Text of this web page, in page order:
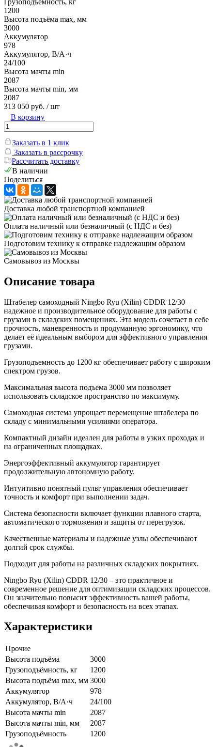
1200
Высота подъёма max, мм
3000
Аккумулятор
978
Аккумулятор, В/А·ч
24/100
Высота мачты min
2087
Высота мачты min, мм
2087
313 050 руб. / шт
В корзину
Заказать в 1 клик
Заказать в рассрочку
Рассчитать доставку
В наличии
Поделиться
Доставка любой транспортной компанией
Оплата наличный или безналичный (с НДС и без)
Подготовим технику к отправке надлежащим образом
Самовывоз из Москвы
Описание товара
Штабелер самоходный Ningbo Ryu (Xilin) CDDR 12/30 –
надежное и производительное оборудование для работы с
грузами в складских помещениях. Эта модель сочетает в себе
прочность, маневренность и продуманную эргономику, что
делает её идеальным выбором для эффективного управления
грузами.
Грузоподъемность до 1200 кг обеспечивает работу с широким
спектром грузов.
Максимальная высота подъема 3000 мм позволяет
использовать складское пространство по максимуму.
Самоходная система упрощает перемещение штабелера по
складу с минимальными усилиями оператора.
Компактный дизайн идеален для работы в узких проходах и
на ограниченных площадках.
Энергоэффективный аккумулятор гарантирует
продолжительную автономную работу.
Интуитивно понятный пульт управления обеспечивает
точность и комфорт при выполнении задач.
Система безопасности включает функции плавного старта,
автоматического торможения и защиты от перегрузок.
Качественные материалы и надежные узлы обеспечивают
долгий срок службы.
Подходит для работы на различных складских покрытиях.
Ningbo Ryu (Xilin) CDDR 12/30 – это практичное и
современное решение для оптимизации складских процессов.
Он значительно повысит эффективность вашей работы,
обеспечивая комфорт и безопасность на всех этапах.
Характеристики
Прочие
Высота подъёма
3000
Грузоподъёмность, кг
1200
Высота подъёма max, мм 3000
Аккумулятор
978
Аккумулятор, В/А·ч
24/100
Высота мачты min
2087
Высота мачты min, мм
2087
Грузоподъёмность
1200